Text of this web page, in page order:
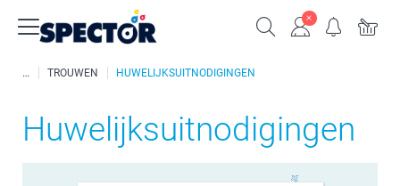
TROUWEN HUWELIJKSUITNODIGINGEN
Huwelijksuitnodigingen